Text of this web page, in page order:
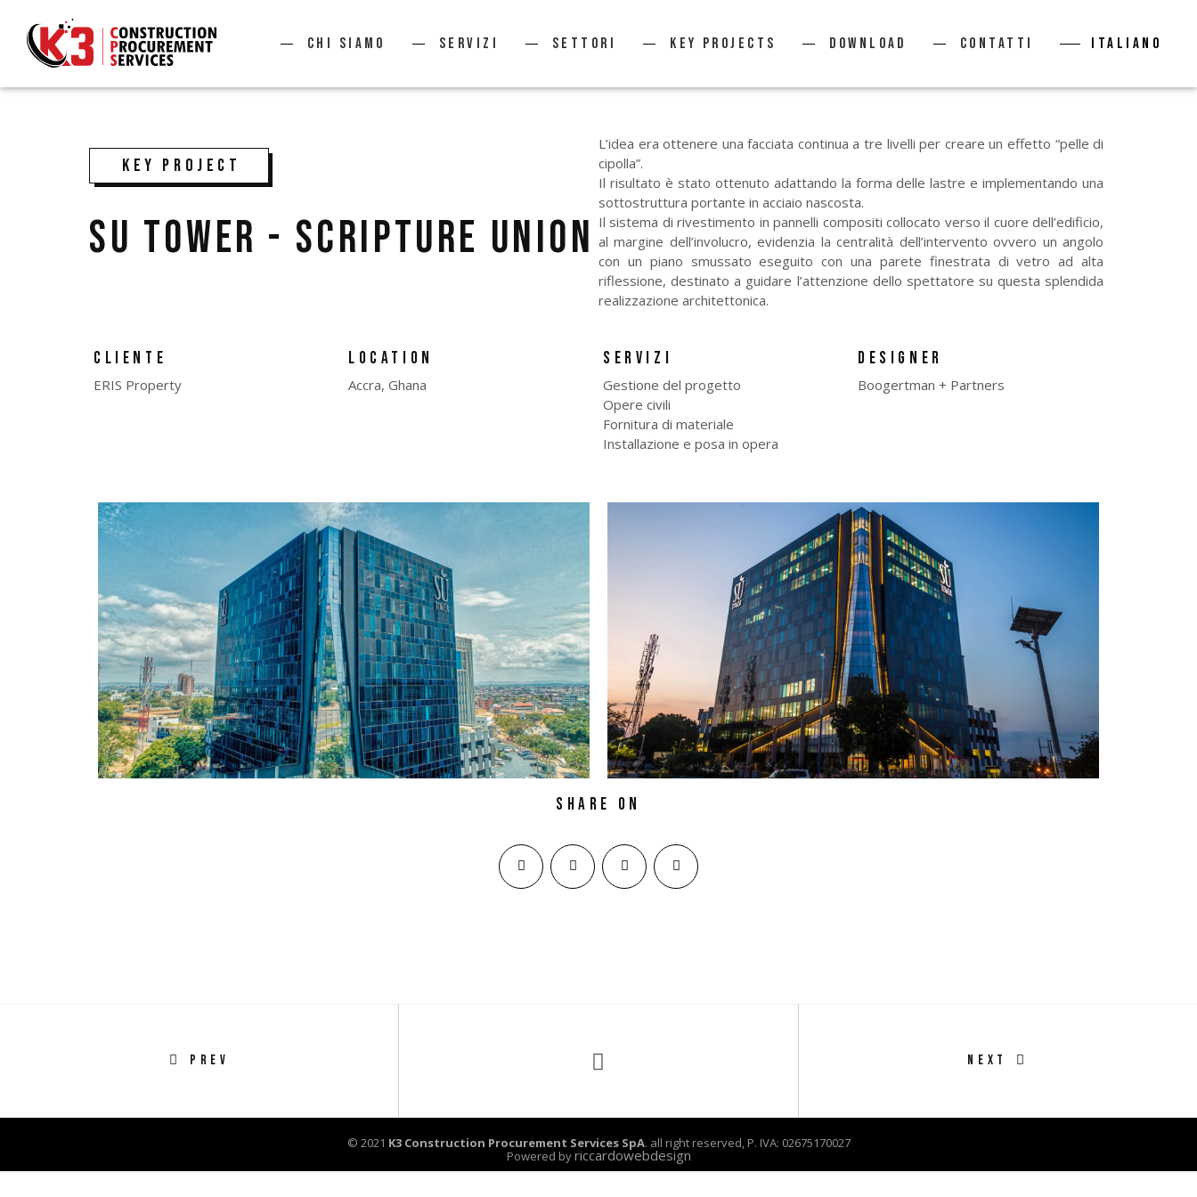
Chi siamo Servizi Settori KEY PROJECTS Download Contatti Italiano
KEY PROJECT
SU TOWER - SCRIPTURE UNION
L’idea era ottenere una facciata continua a tre livelli per creare un effetto “pelle di
cipolla”.
Il risultato è stato ottenuto adattando la forma delle lastre e implementando una
sottostruttura portante in acciaio nascosta.
Il sistema di rivestimento in pannelli compositi collocato verso il cuore dell’edificio,
al margine dell’involucro, evidenzia la centralità dell’intervento ovvero un angolo
con un piano smussato eseguito con una parete finestrata di vetro ad alta
riflessione, destinato a guidare l’attenzione dello spettatore su questa splendida
realizzazione architettonica.
CLIENTE
ERIS Property
LOCATION
Accra, Ghana
SERVIZI
Gestione del progetto
Opere civili
Fornitura di materiale
Installazione e posa in opera
DESIGNER
Boogertman + Partners
Share on
PREV NEXT
© 2021 K3 Construction Procurement Services SpA. all right reserved, P. IVA: 02675170027
Powered byriccardowebdesign